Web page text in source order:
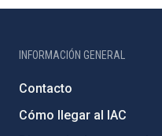
INFORMACIÓN GENERAL
Contacto
Cómo llegar al IAC